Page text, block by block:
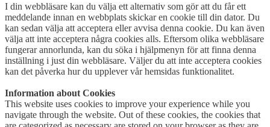
I din webbläsare kan du välja ett alternativ som gör att du får ett
meddelande innan en webbplats skickar en cookie till din dator. Du
kan sedan välja att acceptera eller avvisa denna cookie. Du kan även
välja att inte acceptera några cookies alls. Eftersom olika webbläsare
fungerar annorlunda, kan du söka i hjälpmenyn för att finna denna
inställning i just din webbläsare. Väljer du att inte acceptera cookies
kan det påverka hur du upplever vår hemsidas funktionalitet.
Information about Cookies
This website uses cookies to improve your experience while you
navigate through the website. Out of these cookies, the cookies that